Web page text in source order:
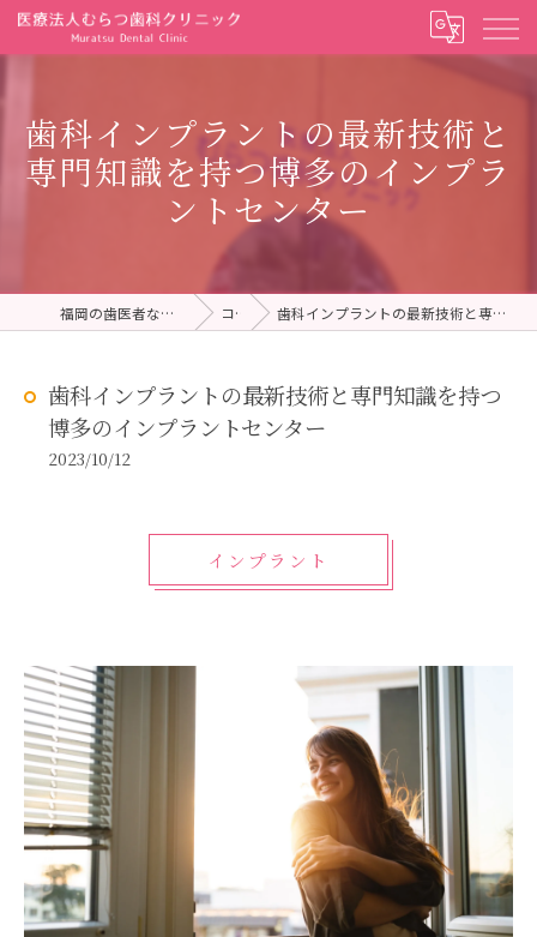
歯科インプラントの最新技術と
専門知識を持つ博多のインプラ
ントセンター
福岡の歯医者ならむらつ歯科クリニック コラム 歯科インプラントの最新技術と専門知識を持つ博多のインプラントセンター
歯科インプラントの最新技術と専門知識を持つ
博多のインプラントセンター
2023/10/12
インプラント